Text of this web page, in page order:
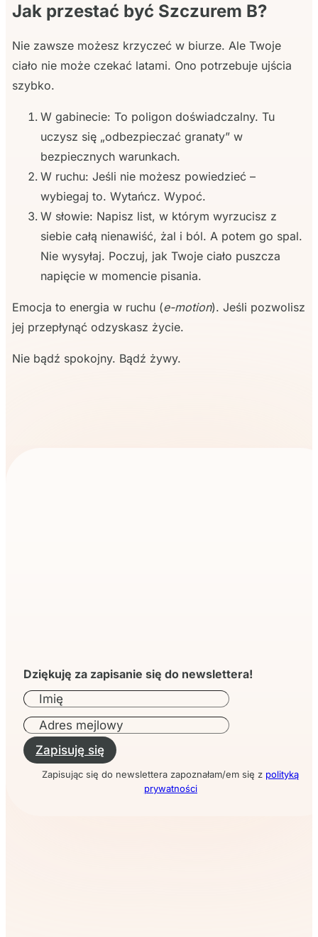
Jak przestać być Szczurem B?
Nie zawsze możesz krzyczeć w biurze. Ale Twoje
ciało nie może czekać latami. Ono potrzebuje ujścia
szybko.
W gabinecie: To poligon doświadczalny. Tu
uczysz się „odbezpieczać granaty” w
bezpiecznych warunkach.
W ruchu: Jeśli nie możesz powiedzieć –
wybiegaj to. Wytańcz. Wypoć.
W słowie: Napisz list, w którym wyrzucisz z
siebie całą nienawiść, żal i ból. A potem go spal.
Nie wysyłaj. Poczuj, jak Twoje ciało puszcza
napięcie w momencie pisania.
Emocja to energia w ruchu (e-motion). Jeśli pozwolisz
jej przepłynąć odzyskasz życie.
Nie bądź spokojny. Bądź żywy.
Dziękuję za zapisanie się do newslettera!
Zapisuję się
Zapisując się do newslettera zapoznałam/em się z polityką
prywatności